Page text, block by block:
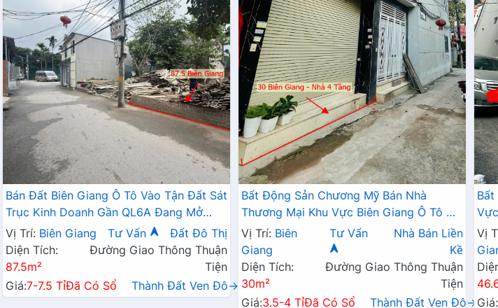
Bán Đất Biên Giang Ô Tô Vào Tận Đất Sát
Trục Kinh Doanh Gần QL6A Đang Mở
Rộng
Vị Trí: Biên Giang Tư Vấn
Đất Đô Thị
Diện Tích:
87.5m²
Đường Giao Thông Thuận
Tiện
Giá:7-7.5 TỉĐã Có Sổ Thành Đất Ven Đô→
Bất Động Sản Chương Mỹ Bán Nhà
Thương Mại Khu Vực Biên Giang Ô Tô Đỗ
Tận Cửa Gần Trục Chính Kinh Doanh
Vị Trí: Biên
Giang
Tư Vấn
Nhà Bán Liền
Kề
Diện Tích:
30m²
Đường Giao Thông Thuận
Tiện
Giá:3.5-4 TỉĐã Có Sổ Thành Đất Ven Đô→
Bất
Tô
Vị
Giá: